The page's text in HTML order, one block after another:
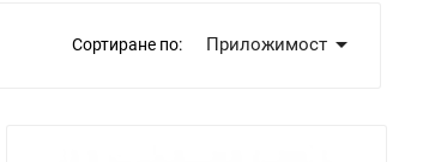
Сортиране по: Приложимост